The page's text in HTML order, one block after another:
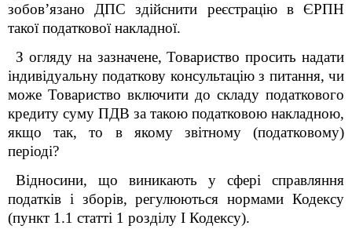
зобов’язано ДПС здійснити реєстрацію в ЄРПН
такої податкової накладної.
З огляду на зазначене, Товариство просить надати
індивідуальну податкову консультацію з питання, чи
може Товариство включити до складу податкового
кредиту суму ПДВ за такою податковою накладною,
якщо так, то в якому звітному (податковому)
періоді?
Відносини, що виникають у сфері справляння
податків і зборів, регулюються нормами Кодексу
(пункт 1.1 статті 1 розділу І Кодексу).